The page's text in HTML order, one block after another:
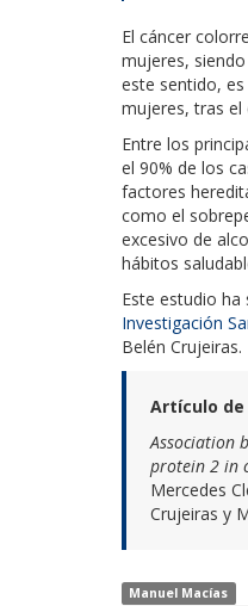
El cáncer
mujeres,
este sentido,
mujeres, tras el
Entre los
el 90% de los
factores
como el
excesivo de
hábitos
Este estudio
Investigación
Belén Crujeiras.
Artículo
Association
protein 2 in
Mercedes
Crujeiras y
Manuel Macías